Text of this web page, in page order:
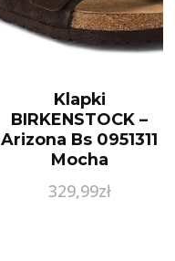
Klapki
BIRKENSTOCK –
Arizona Bs 0951311
Mocha
329,99zł